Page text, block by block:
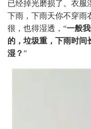
已经掉光磨损了。衣服
下雨，下雨天你不穿雨
很，也得湿透，“一般
的，垃圾重，下雨时间
湿？”